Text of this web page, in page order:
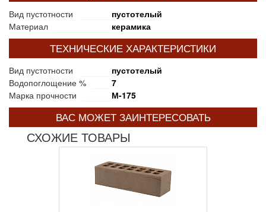
Вид пустотности
пустотелый
Материал
керамика
ТЕХНИЧЕСКИЕ ХАРАКТЕРИСТИКИ
Вид пустотности
пустотелый
Водопоглощение %
7
Марка прочности
М-175
ВАС МОЖЕТ ЗАИНТЕРЕСОВАТЬ
СХОЖИЕ ТОВАРЫ